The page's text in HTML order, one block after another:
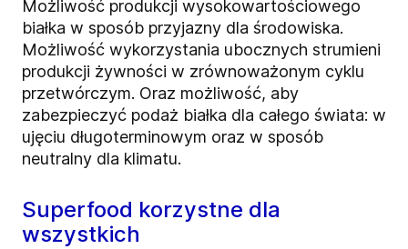
Możliwość produkcji wysokowartościowego
białka w sposób przyjazny dla środowiska.
Możliwość wykorzystania ubocznych strumieni
produkcji żywności w zrównoważonym cyklu
przetwórczym. Oraz możliwość, aby
zabezpieczyć podaż białka dla całego świata: w
ujęciu długoterminowym oraz w sposób
neutralny dla klimatu.
Superfood korzystne dla
wszystkich